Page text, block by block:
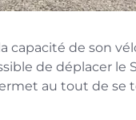
capacité de son
de déplacer le
au tout de se